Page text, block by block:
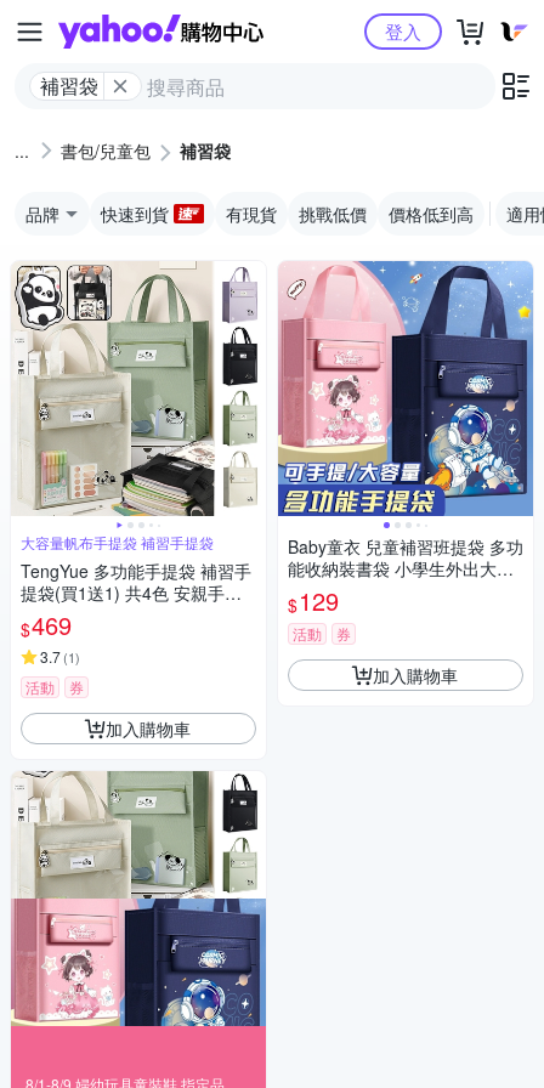
Yahoo購物中心
補習袋
登入
書包/兒童包 補習袋
品牌 快速到貨 有現貨 挑戰低價 價格低到高 適
大容量帆布手提袋 補習手提袋
TengYue 多功能手提袋 補習手
提袋(買1送1) 共4色 安親手提
袋 帆布包 文件袋 才藝袋
$469
3.7(1)
活動 券
加入購物車
Baby童衣 兒童補習班提袋 多功
能收納裝書袋 小學生外出大容
$129
活動 券
加入購物車